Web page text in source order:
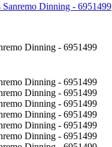
Dinning - 6951499